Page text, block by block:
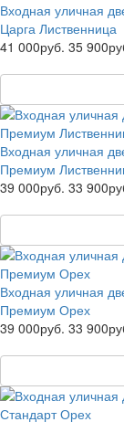
Входная уличная
Царга Лиственница
41 000руб. 35
Входная уличная
Премиум
39 000руб. 33
Входная уличная
Премиум Орех
39 000руб. 33